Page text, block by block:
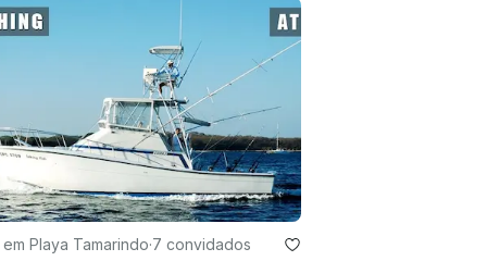
Playa Tamarindo·7 convidados